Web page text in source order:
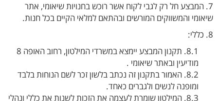
7. המבצע חל רק לגבי לקוח אשר רוכש בחנויות שיאומי, אתר
שיאומי והמשווקים המורשים ובהתאם למלאי הקיים בכל חנות.
8. כללי:
8.1. תקנון המבצע יימצא במשרדי המילטון, רחוב האופה 8
מודיעין ובאתר שיאומי .
8.2. האמור בתקנון זה נכתב בלשון זכר לשם הנוחות בלבד
ומופנה לנשים ולגברים כאחד.
8.3. המילטון שומרת לעצמה את הזכות לשנות את כללי ונהלי